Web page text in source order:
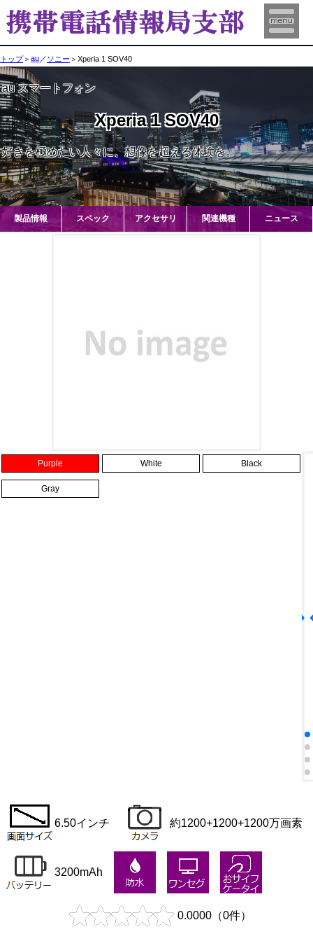
トップ＞ au ／ソニー ＞Xperia 1 SOV40
au スマートフォン
Xperia 1 SOV40
好きを極めたい人々に、想像を超える体験を。
製品情報 スペック アクセサリ 関連機種 ニュース
Purple White Black
Gray
6.50インチ 約1200+1200+1200万画素
3200mAh
0.0000 （0件）